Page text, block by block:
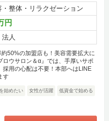
・整体・リラクゼーション
円
人
50%の加盟店も！美容需要拡大に
ロウサロン＆α』では、手厚いサポ
採用の心配は不要！本部へはLINE
す
始めたい 女性が活躍 低資金で始める